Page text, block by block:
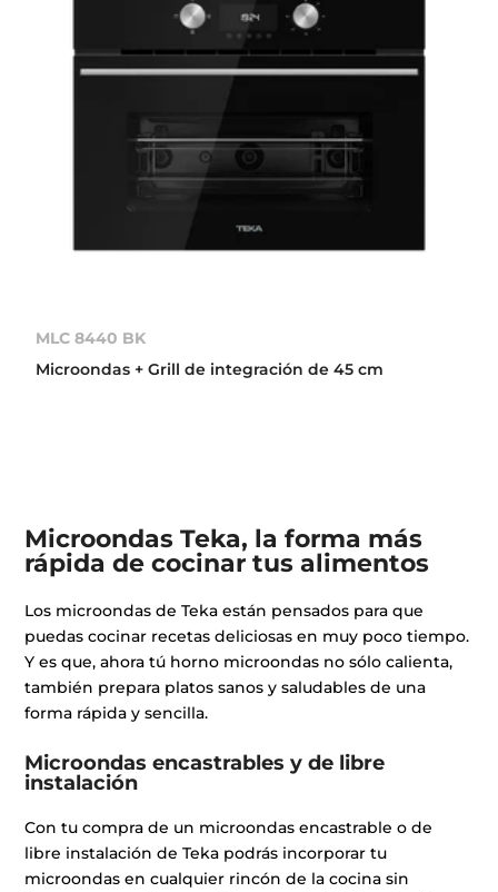
MLC 8440 BK
Microondas + Grill de integración de 45 cm
Microondas Teka, la forma más
rápida de cocinar tus alimentos
Los microondas de Teka están pensados para que
puedas cocinar recetas deliciosas en muy poco tiempo.
Y es que, ahora tú horno microondas no sólo calienta,
también prepara platos sanos y saludables de una
forma rápida y sencilla.
Microondas encastrables y de libre
instalación
Con tu compra de un microondas encastrable o de
libre instalación de Teka podrás incorporar tu
microondas en cualquier rincón de la cocina sin